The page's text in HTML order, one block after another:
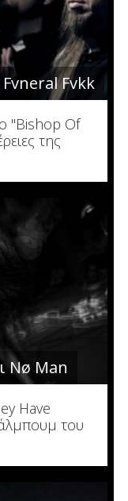
Fvkk
"Bishop Of
της
Nø Man
Have
του